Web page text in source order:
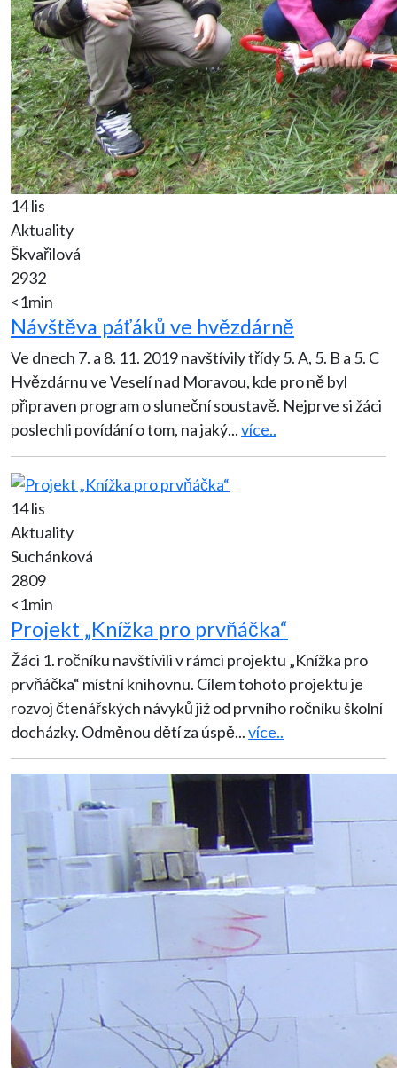
14 lis
Aktuality
Škvařilová
2932
<1min
Návštěva páťáků ve hvězdárně
Ve dnech 7. a 8. 11. 2019 navštívily třídy 5. A, 5. B a 5. C
Hvězdárnu ve Veselí nad Moravou, kde pro ně byl
připraven program o sluneční soustavě. Nejprve si žáci
poslechli povídání o tom, na jaký...více..
14 lis
Aktuality
Suchánková
2809
<1min
Projekt „Knížka pro prvňáčka“
Žáci 1. ročníku navštívili v rámci projektu „Knížka pro
prvňáčka“ místní knihovnu. Cílem tohoto projektu je
rozvoj čtenářských návyků již od prvního ročníku školní
docházky. Odměnou dětí za úspě...více..